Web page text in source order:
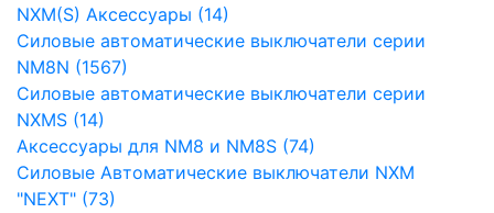
NXM(S) Аксессуары (14)
Силовые автоматические выключатели серии
NM8N (1567)
Силовые автоматические выключатели серии
NXMS (14)
Аксессуары для NM8 и NM8S (74)
Силовые Автоматические выключатели NXM
"NEXT" (73)